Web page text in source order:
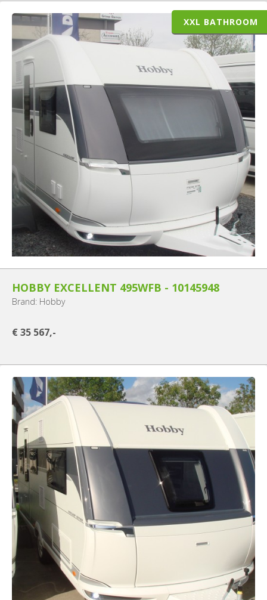
HOBBY EXCELLENT 495WFB - 10145948
Brand: Hobby
€ 35 567,-
XXL BATHROOM